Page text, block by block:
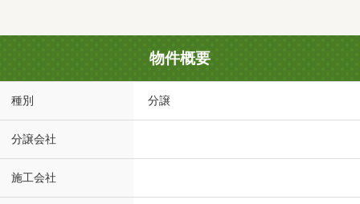
物件概要
種別 分譲
分譲会社
施工会社